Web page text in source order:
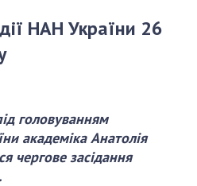
Бориса Патона
України
НАН України 26
головуванням
академіка Анатолія
чергове засідання